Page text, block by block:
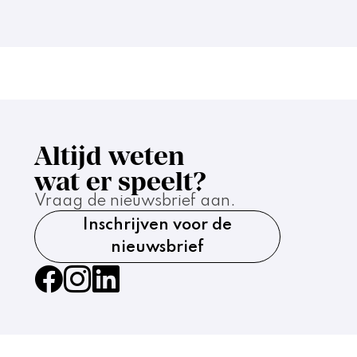
Altijd weten
wat er speelt?
Vraag de nieuwsbrief aan.
Inschrijven voor de
nieuwsbrief